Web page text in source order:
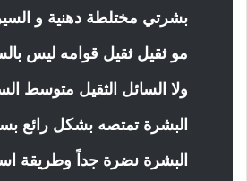
بشرتي مختلطة دهنية و
مو ثقيل ثقيل قوامه ليس
ولا السائل الثقيل متوسط
البشرة تمتصه بشكل رائع
البشرة نضرة جداً وطريقة